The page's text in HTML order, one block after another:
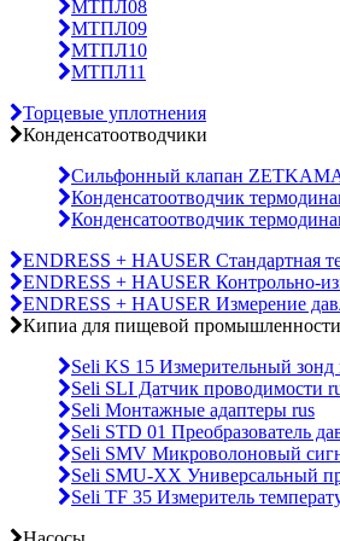
МТПЛ08
МТПЛ09
МТПЛ10
МТПЛ11
Торцевые уплотнения
Конденсатоотводчики
Сильфонный клапан
Конденсатоотводчик
Конденсатоотводчик
ENDRESS + HAUSER Стандартная
ENDRESS + HAUSER Контрольно-
ENDRESS + HAUSER Измерение
Кипиа для пищевой промышленности
Seli KS 15 Измерительный зонд
Seli SLI Датчик проводимости
Seli Монтажные адаптеры rus
Seli STD 01 Преобразователь
Seli SMV Микроволоновый
Seli SMU-ХХ Универсальный
Seli TF 35 Измеритель